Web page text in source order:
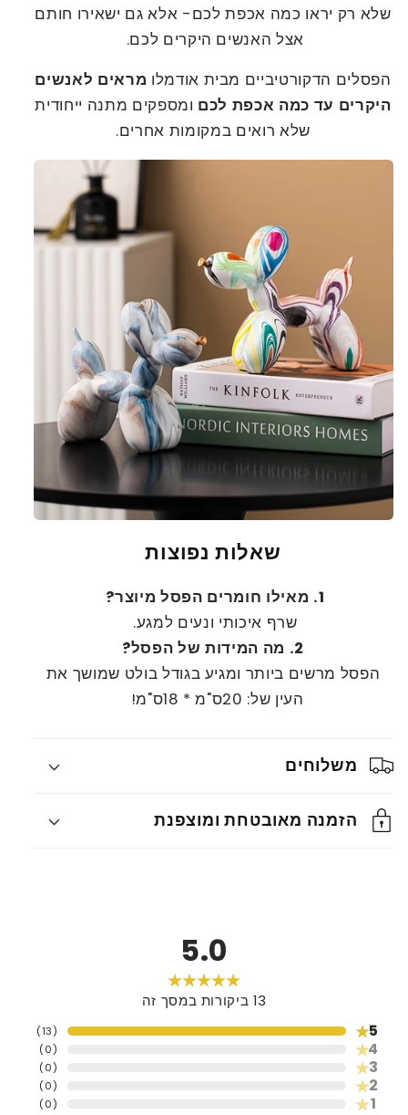
שלא רק יראו כמה אכפת לכם- אלא גם ישאירו חותם
אצל האנשים היקרים לכם.
הפסלים הדקורטיביים מבית אודמלו מראים לאנשים
היקרים עד כמה אכפת לכם ומספקים מתנה ייחודית
שלא רואים במקומות אחרים.
שאלות נפוצות
1. מאילו חומרים הפסל מיוצר?
שרף איכותי ונעים למגע.
2. מה המידות של הפסל?
הפסל מרשים ביותר ומגיע בגודל בולט שמושך את
העין של: 20ס"מ * 18ס"מ!
משלוחים
הזמנה מאובטחת ומוצפנת
5.0
13 ביקורות במסך זה
5
(
13
)
4
(
0
)
3
(
0
)
2
(
0
)
1
(
0
)